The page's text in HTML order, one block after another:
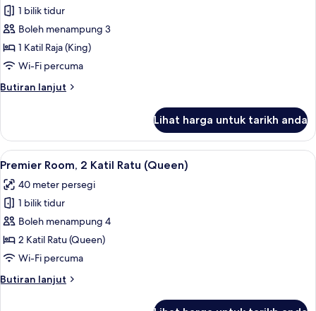
Non
untuk
Premier
Room,
1
Raja
1 bilik tidur
Boleh menampung 3
1 Katil Raja (King)
Wi-Fi percuma
Butiran lanjut
Butiran
Room,
Katil
(King)
(View)
Lihat harga untuk tarikh anda
Lihat
semua
foto
untuk
Premier
Room,
2
Ratu
Premier Room, 2 Katil Ratu
6
Premier Room, 2 Katil Ratu (Queen)
40 meter persegi
1 bilik tidur
Boleh menampung 4
2 Katil Ratu (Queen)
Wi-Fi percuma
Butiran lanjut
Butiran